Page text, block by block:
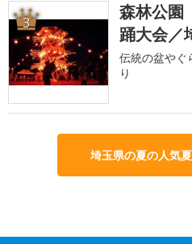
3
森林公
踊大会／
伝統の盆やぐ
り
埼玉県の夏の人気